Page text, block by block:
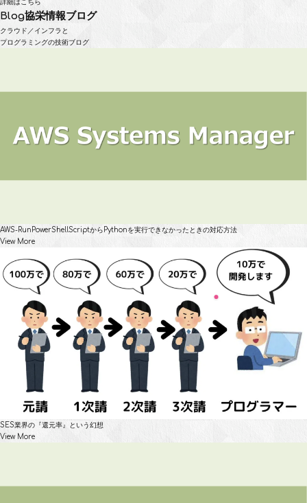
詳細はこちら
Blog協栄情報ブログ
クラウド／インフラと
プログラミングの技術ブログ
AWS-RunPowerShellScriptからPythonを実行できなかったときの対応方法
View More
SES業界の『還元率』という幻想
View More